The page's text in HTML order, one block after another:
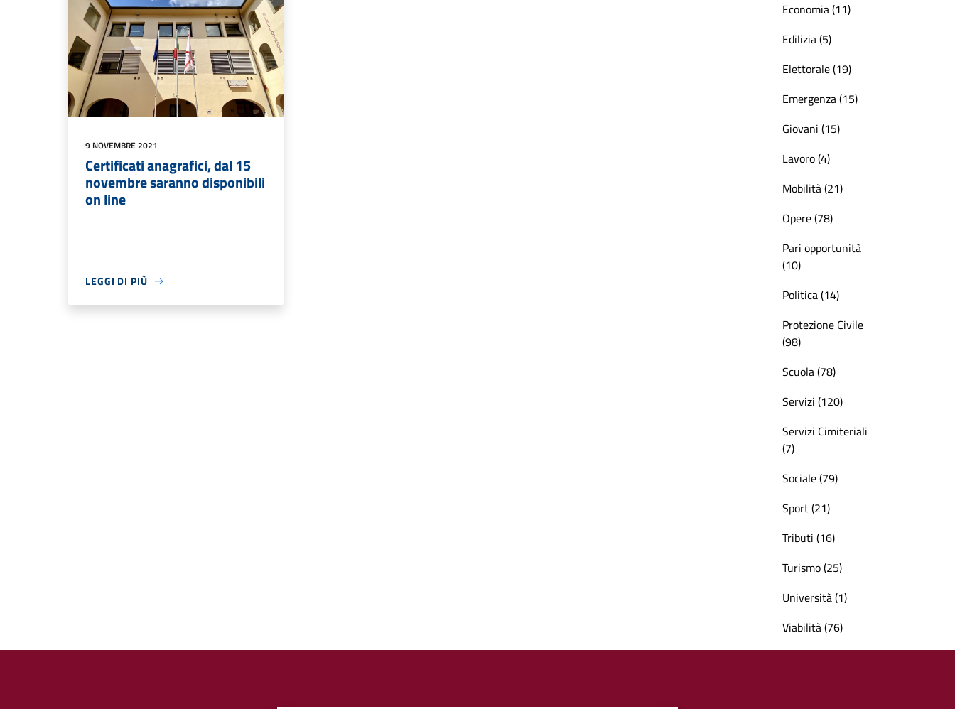
9 NOVEMBRE 2021
Certificati anagrafici, dal 15
novembre saranno disponibili
on line
LEGGI DI PIÙ
Economia (11)
Edilizia (5)
Elettorale (19)
Emergenza (15)
Giovani (15)
Lavoro (4)
Mobilità (21)
Opere (78)
Pari opportunità
(10)
Politica (14)
Protezione Civile
(98)
Scuola (78)
Servizi (120)
Servizi Cimiteriali
(7)
Sociale (79)
Sport (21)
Tributi (16)
Turismo (25)
Università (1)
Viabilità (76)